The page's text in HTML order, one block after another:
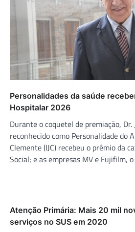
Personalidades da saúde
Hospitalar 2026
Durante o coquetel de premiação, Dr.
reconhecido como Personalidade do
Clemente (IJC) recebeu o prêmio da
Social; e as empresas MV e Fujifilm,
Atenção Primária: Mais 20 mil
serviços no SUS em 2020